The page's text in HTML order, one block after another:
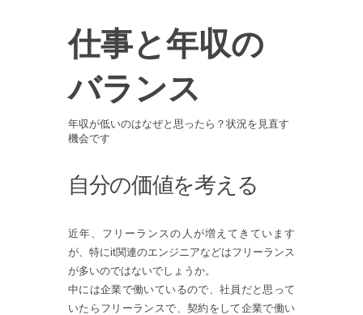
仕事と年収の
バランス
年収が低いのはなぜと思ったら？状況を見直す
機会です
自分の価値を考える
近年、フリーランスの人が増えてきています
が、特にit関連のエンジニアなどはフリーランス
が多いのではないでしょうか。
中には企業で働いているので、社員だと思って
いたらフリーランスで、契約をして企業で働い